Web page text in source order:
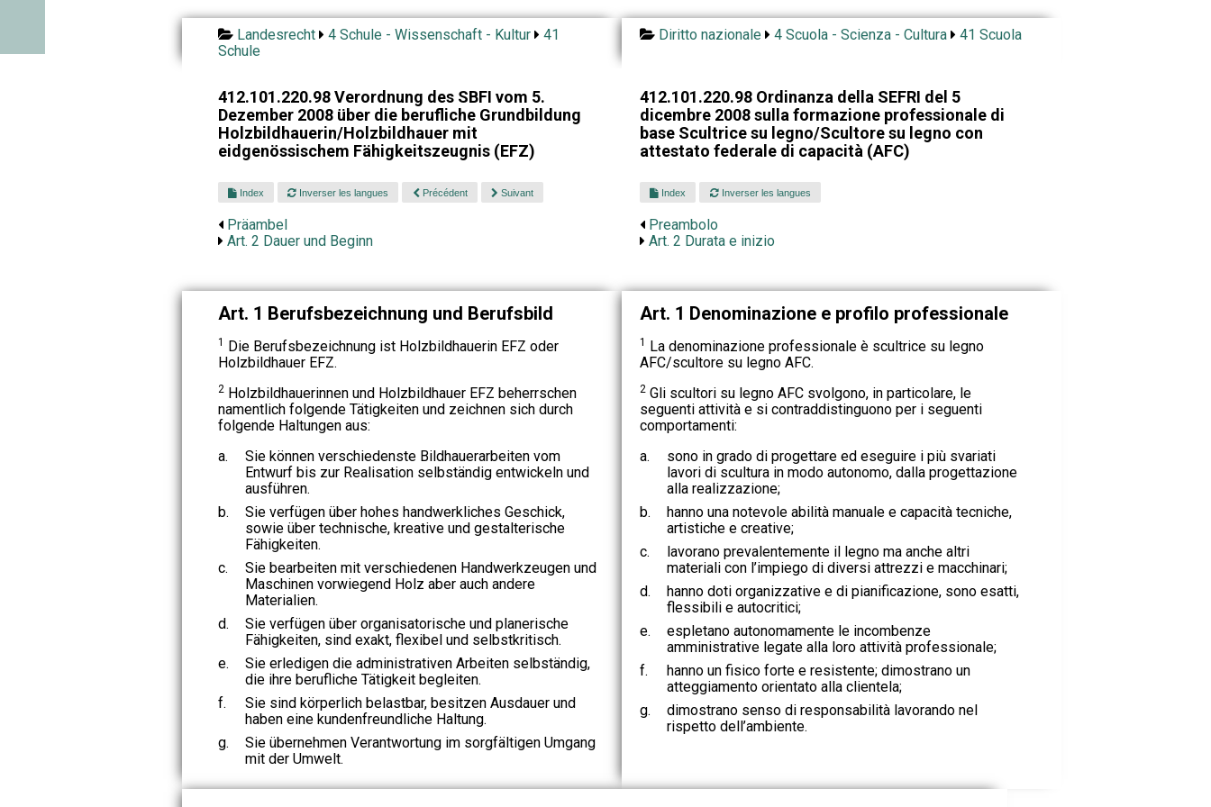
Landesrecht 4 Schule - Wissenschaft - Kultur
41
Schule
Diritto nazionale 4 Scuola - Scienza - Cultura 41 Scuola
412.101.220.98 Verordnung des SBFI vom 5.
Dezember 2008 über die berufliche Grundbildung
Holzbildhauerin/Holzbildhauer mit
eidgenössischem Fähigkeitszeugnis (EFZ)
412.101.220.98 Ordinanza della SEFRI del 5
dicembre 2008 sulla formazione professionale di
base Scultrice su legno/Scultore su legno con
attestato federale di capacità (AFC)
Index Inverser les langues Précédent Suivant
Präambel
Art. 2 Dauer und Beginn
Index Inverser les langues
Preambolo
Art. 2 Durata e inizio
Art. 1 Berufsbezeichnung und Berufsbild
1 Die Berufsbezeichnung ist Holzbildhauerin EFZ oder
Holzbildhauer EFZ.
2Holzbildhauerinnen und Holzbildhauer EFZ beherrschen
namentlich folgende Tätigkeiten und zeichnen sich durch
folgende Haltungen aus:
a.
Sie können verschiedenste Bildhauerarbeiten vom
Entwurf bis zur Realisation selbständig entwickeln und
ausführen.
b.
Sie verfügen über hohes handwerkliches Geschick,
sowie über technische, kreative und gestalterische
Fähigkeiten.
c.
Sie bearbeiten mit verschiedenen Handwerkzeugen und
Maschinen vorwiegend Holz aber auch andere
Materialien.
d.
Sie verfügen über organisatorische und planerische
Fähigkeiten, sind exakt, flexibel und selbstkritisch.
e.
Sie erledigen die administrativen Arbeiten selbständig,
die ihre berufliche Tätigkeit begleiten.
f.
Sie sind körperlich belastbar, besitzen Ausdauer und
haben eine kundenfreundliche Haltung.
g.
Sie übernehmen Verantwortung im sorgfältigen Umgang
mit der Umwelt.
Art. 1 Denominazione e profilo professionale
1 La denominazione professionale è scultrice su legno
AFC/scultore su legno AFC.
2Gli scultori su legno AFC svolgono, in particolare, le
seguenti attività e si contraddistinguono per i seguenti
comportamenti:
a.
sono in grado di progettare ed eseguire i più svariati
lavori di scultura in modo autonomo, dalla progettazione
alla realizzazione;
b.
hanno una notevole abilità manuale e capacità tecniche,
artistiche e creative;
c.
lavorano prevalentemente il legno ma anche altri
materiali con l’impiego di diversi attrezzi e macchinari;
d.
hanno doti organizzative e di pianificazione, sono esatti,
flessibili e autocritici;
e.
espletano autonomamente le incombenze
amministrative legate alla loro attività professionale;
f.
hanno un fisico forte e resistente; dimostrano un
atteggiamento orientato alla clientela;
g.
dimostrano senso di responsabilità lavorando nel
rispetto dell’ambiente.